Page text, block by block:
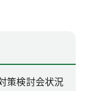
策検討会状況